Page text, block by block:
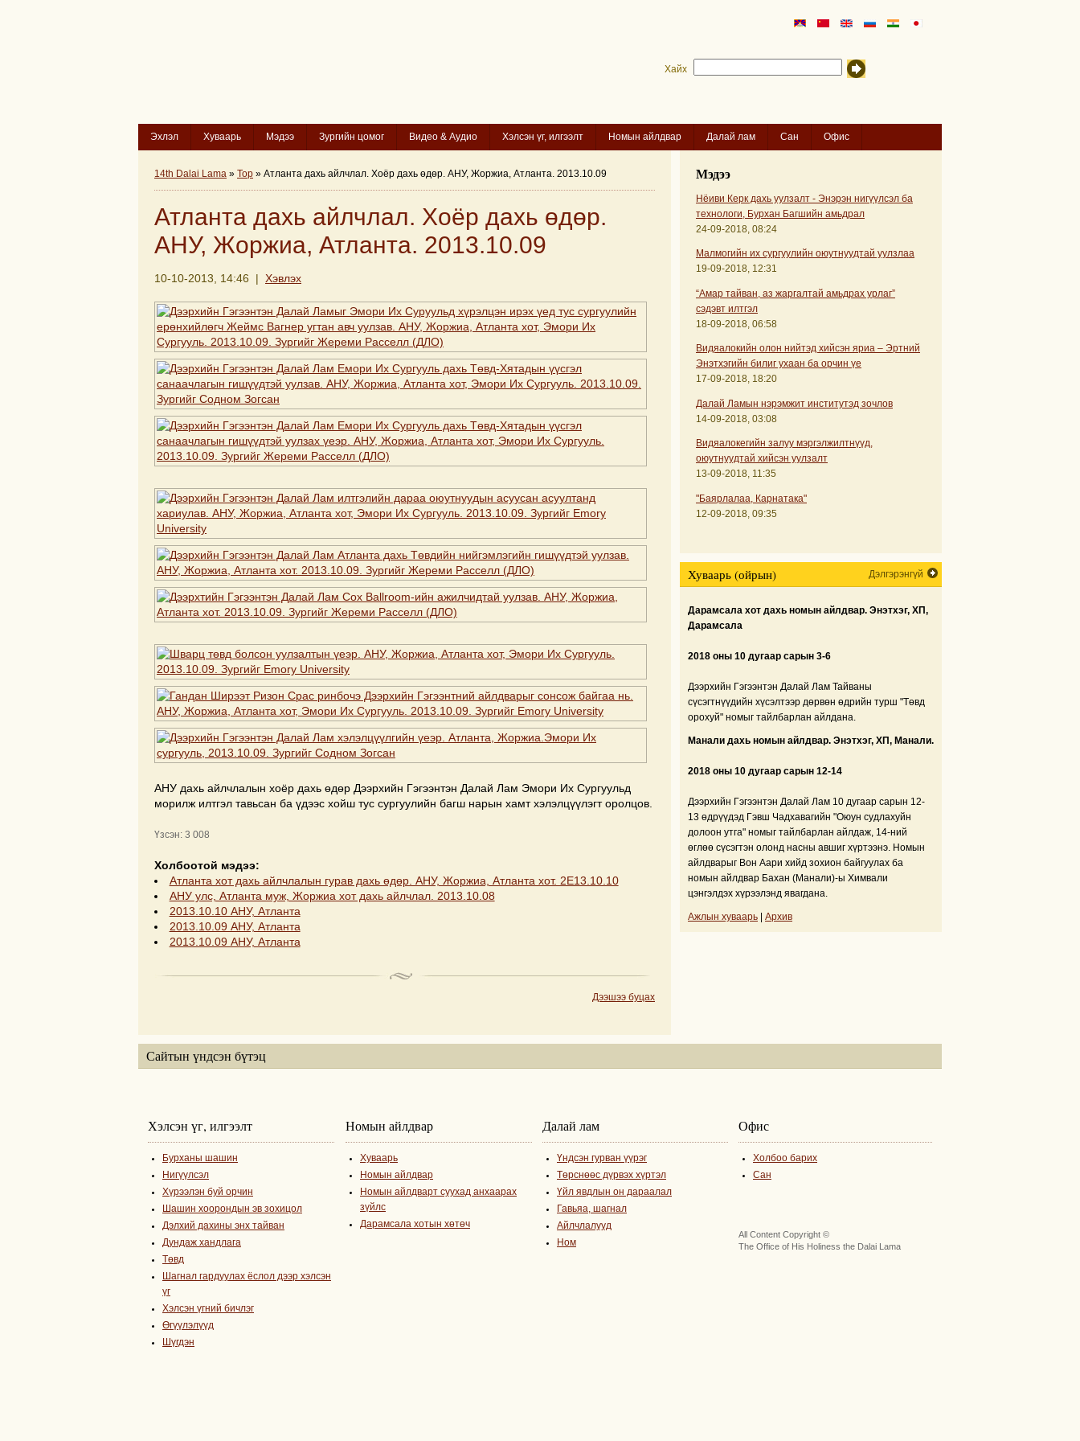
Хайх
Эхлэл Хуваарь Мэдээ Зургийн цомог Видео & Аудио Хэлсэн үг, илгээлт Номын айлдвар Далай лам Сан Офис
14th Dalai Lama » Top » Атланта дахь айлчлал. Хоёр дахь өдөр. АНУ, Жоржиа, Атланта. 2013.10.09
Атланта дахь айлчлал. Хоёр дахь өдөр.
АНУ, Жоржиа, Атланта. 2013.10.09
10-10-2013, 14:46 | Хэвлэх
АНУ дахь айлчлалын хоёр дахь өдөр Дээрхийн Гэгээнтэн Далай Лам Эмори Их Сургуульд
морилж илтгэл тавьсан ба үдээс хойш тус сургуулийн багш нарын хамт хэлэлцүүлэгт оролцов.
Үзсэн: 3 008
Холбоотой мэдээ:
Атланта хот дахь айлчлалын гурав дахь өдөр. АНУ, Жоржиа, Атланта хот. 2Е13.10.10
АНУ улс, Атланта муж, Жоржиа хот дахь айлчлал. 2013.10.08
2013.10.10 АНУ, Атланта
2013.10.09 АНУ, Атланта
2013.10.09 АНУ, Атланта
Дээшээ буцах
Мэдээ
Нёиви Керк дахь уулзалт - Энэрэн нигүүлсэл ба
технологи, Бурхан Багшийн амьдрал
24-09-2018, 08:24
Малмогийн их сургуулийн оюутнуудтай уулзлаа
19-09-2018, 12:31
“Амар тайван, аз жаргалтай амьдрах урлаг”
сэдэвт илтгэл
18-09-2018, 06:58
Видяалокийн олон нийтэд хийсэн яриа – Эртний
Энэтхэгийн билиг ухаан ба орчин үе
17-09-2018, 18:20
Далай Ламын нэрэмжит институтэд зочлов
14-09-2018, 03:08
Видяалокегийн залуу мэргэлжилтнүүд,
оюутнуудтай хийсэн уулзалт
13-09-2018, 11:35
"Баярлалаа, Карнатака"
12-09-2018, 09:35
Хуваарь (ойрын) Дэлгэрэнгүй
Дарамсала хот дахь номын айлдвар. Энэтхэг, ХП,
Дарамсала
2018 оны 10 дугаар сарын 3-6
Дээрхийн Гэгээнтэн Далай Лам Тайваны
сүсэгтнүүдийн хүсэлтээр дөрвөн өдрийн турш "Төвд
орохуй" номыг тайлбарлан айлдана.
Манали дахь номын айлдвар. Энэтхэг, ХП, Манали.
2018 оны 10 дугаар сарын 12-14
Дээрхийн Гэгээнтэн Далай Лам 10 дугаар сарын 12-
13 өдрүүдэд Гэвш Чадхавагийн "Оюун судлахуйн
долоон утга" номыг тайлбарлан айлдаж, 14-ний
өглөө сүсэгтэн олонд насны авшиг хүртээнэ. Номын
айлдварыг Вон Аари хийд зохион байгуулах ба
номын айлдвар Бахан (Манали)-ы Химвали
цэнгэлдэх хүрээлэнд явагдана.
Ажлын хуваарь Архив
Сайтын үндсэн бүтэц
Хэлсэн үг, илгээлт
Бурханы шашин
Нигүүлсэл
Хүрээлэн буй орчин
Шашин хоорондын эв зохицол
Дэлхий дахины энх тайван
Дундаж хандлага
Төвд
Шагнал гардуулах ёслол дээр хэлсэн
үг
Хэлсэн үгний бичлэг
Өгүүлэлүүд
Шүгдэн
Номын айлдвар
Хуваарь
Номын айлдвар
Номын айлдварт суухад анхаарах
зүйлс
Дарамсала хотын хөтөч
Далай лам
Үндсэн гурван үүрэг
Төрснөөс дүрвэх хүртэл
Үйл явдлын он дараалал
Гавьяа, шагнал
Айлчлалууд
Ном
Офис
Холбоо барих
Сан
All Content Copyright ©
The Office of His Holiness the Dalai Lama